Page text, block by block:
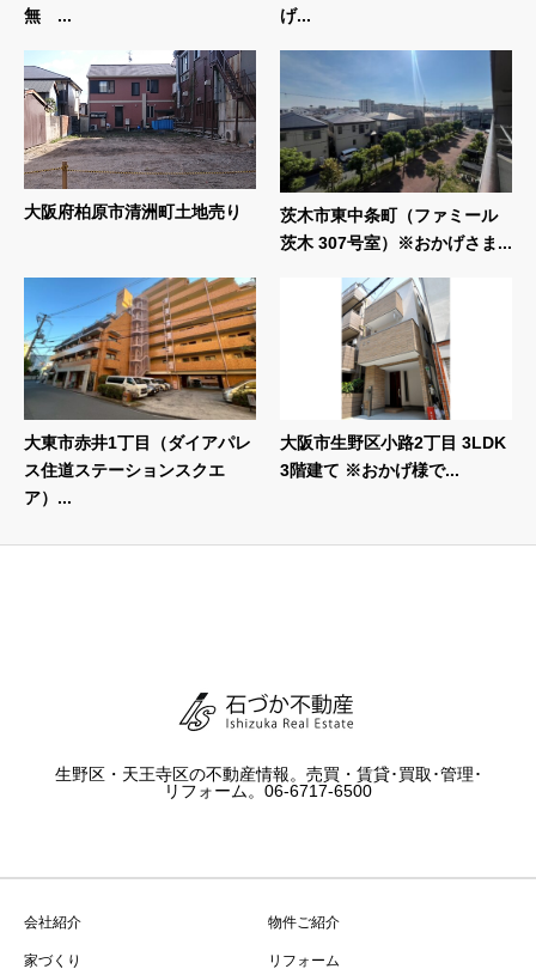
無 ...
げ...
大阪府柏原市清洲町土地売り
茨木市東中条町（ファミール
茨木 307号室）※おかげさま...
大東市赤井1丁目（ダイアパレ
ス住道ステーションスクエ
ア）...
大阪市生野区小路2丁目 3LDK
3階建て ※おかげ様で...
生野区・天王寺区の不動産情報。売買・賃貸･買取･管理･
リフォーム。06-6717-6500
会社紹介 物件ご紹介
家づくり リフォーム